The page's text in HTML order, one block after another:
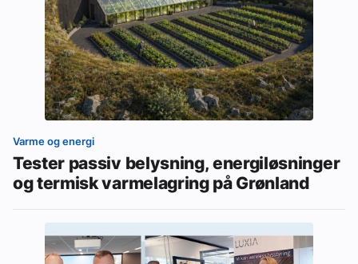
Varme og energi
Tester passiv belysning, energiløsninger
og termisk varmelagring på Grønland